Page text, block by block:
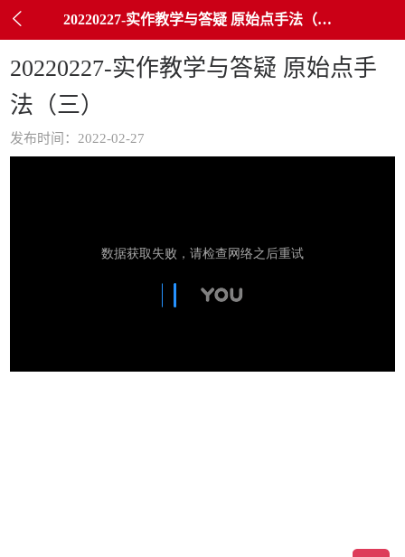
 20220227-实作教学与答疑 原始点手法（三）
20220227-实作教学与答疑 原始点手
法（三）
发布时间：2022-02-27